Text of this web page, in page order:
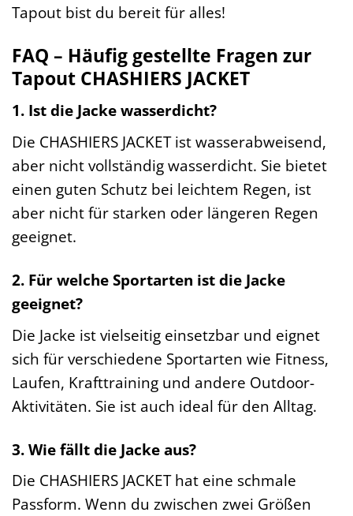
Tapout bist du bereit für alles!
FAQ – Häufig gestellte Fragen zur
Tapout CHASHIERS JACKET
1. Ist die Jacke wasserdicht?
Die CHASHIERS JACKET ist wasserabweisend,
aber nicht vollständig wasserdicht. Sie bietet
einen guten Schutz bei leichtem Regen, ist
aber nicht für starken oder längeren Regen
geeignet.
2. Für welche Sportarten ist die Jacke
geeignet?
Die Jacke ist vielseitig einsetzbar und eignet
sich für verschiedene Sportarten wie Fitness,
Laufen, Krafttraining und andere Outdoor-
Aktivitäten. Sie ist auch ideal für den Alltag.
3. Wie fällt die Jacke aus?
Die CHASHIERS JACKET hat eine schmale
Passform. Wenn du zwischen zwei Größen